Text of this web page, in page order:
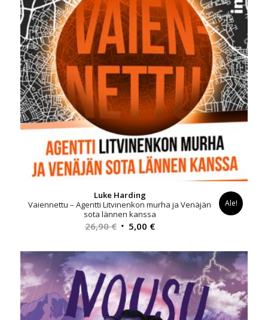
Luke Harding
Vaiennettu – Agentti Litvinenkon murha ja Venäjän
sota lännen kanssa
26,90€ Alkuperäinen
oli:
26,90 €.
5,00 €Nykyinen
on:
5,00 €.
Ale!